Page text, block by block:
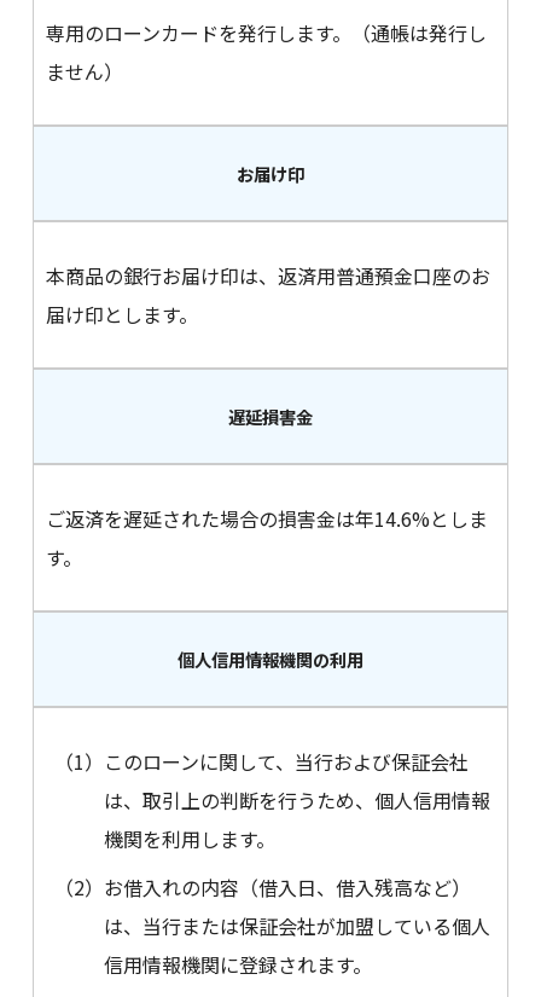
専用のローンカードを発行します。（通帳は発行し
ません）
お届け印
本商品の銀行お届け印は、返済用普通預金口座のお
届け印とします。
遅延損害金
ご返済を遅延された場合の損害金は年14.6%としま
す。
個人信用情報機関の利用
（1） このローンに関して、当行および保証会社
は、取引上の判断を行うため、個人信用情報
機関を利用します。
（2） お借入れの内容（借入日、借入残高など）
は、当行または保証会社が加盟している個人
信用情報機関に登録されます。